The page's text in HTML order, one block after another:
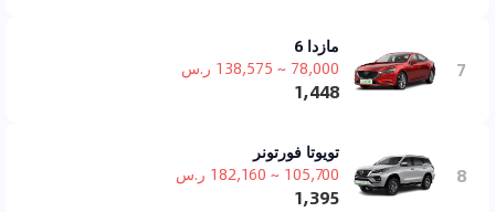
7
مازدا 6
78,000 ~ 138,575 ر.س
1,448
8
تويوتا فورتونر
105,700 ~ 182,160 ر.س
1,395